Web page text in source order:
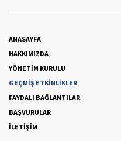
ANASAYFA
HAKKIMIZDA
YÖNETİM KURULU
GEÇMİŞ ETKİNLİKLER
FAYDALI BAĞLANTILAR
BAŞVURULAR
İLETİŞİM